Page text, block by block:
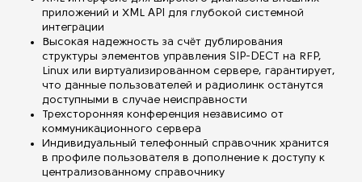
приложений и XML API для глубокой системной
интеграции
Высокая надежность за счёт дублирования
структуры элементов управления SIP-DECT на RFP,
Linux или виртуализированном сервере, гарантирует,
что данные пользователей и радиолинк останутся
доступными в случае неисправности
Трехсторонняя конференция независимо от
коммуникационного сервера
Индивидуальный телефонный справочник хранится
в профиле пользователя в дополнение к доступу к
централизованному справочнику